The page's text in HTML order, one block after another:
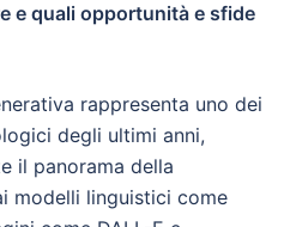
e quali opportunità e sfide
rappresenta uno dei
degli ultimi anni,
il panorama della
modelli linguistici come